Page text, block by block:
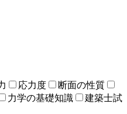
応力度
断面の性質
力学の基礎知識
建築士試